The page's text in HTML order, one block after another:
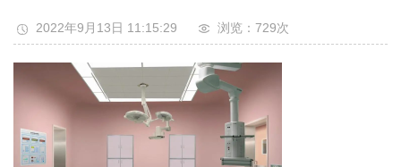
2022年9月13日 11:15:29 浏览：729次